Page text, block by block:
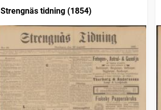
Strengnäs tidning (1854)